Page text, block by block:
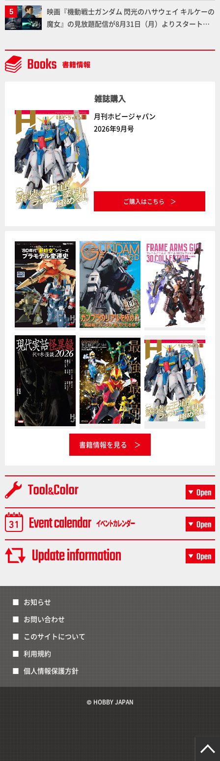
映画『機動戦士ガンダム 閃光のハサウェイ キルケーの
魔女』の見放題配信が8月31日（月）よりスタート！
雑誌購入
月刊ホビージャパン
2026年9月号
ご購入はこちら
書籍情報を見る
お知らせ
お問い合わせ
このサイトについて
利用規約
個人情報保護方針
© HOBBY JAPAN